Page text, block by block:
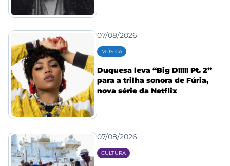
07/08/2026
MÚSICA
Duquesa leva “Big D!!!!! Pt. 2”
para a trilha sonora de Fúria,
nova série da Netflix
07/08/2026
CULTURA